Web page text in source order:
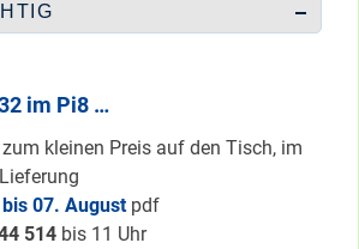
im Pi8 …
kleinen Preis auf den Tisch, im
07. August pdf
4 514 bis 11 Uhr